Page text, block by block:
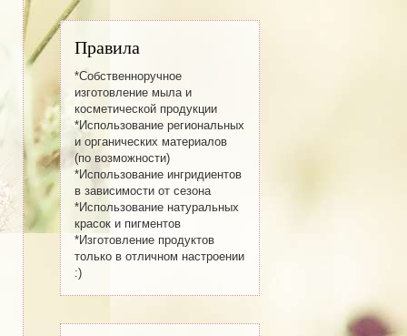
Правила
*Собственноручное
изготовление мылa и
косметической продукции
*Использование региональных
и органических материалов
(по возможности)
*Использование ингридиентов
в зависимости от сезона
*Использование натуральных
красок и пигментов
*Изготовление продуктов
только в отличном настроении
:)